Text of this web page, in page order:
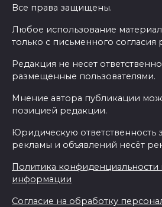
Все права защищены.
Любое использование
только с письменного согласия
Редакция не несет
размещенные пользователями.
Мнение автора публикации
позицией редакции.
Юридическую ответственность
рекламы и объявлений несёт
Политика конфиденциальности
информации
Согласие на обработку